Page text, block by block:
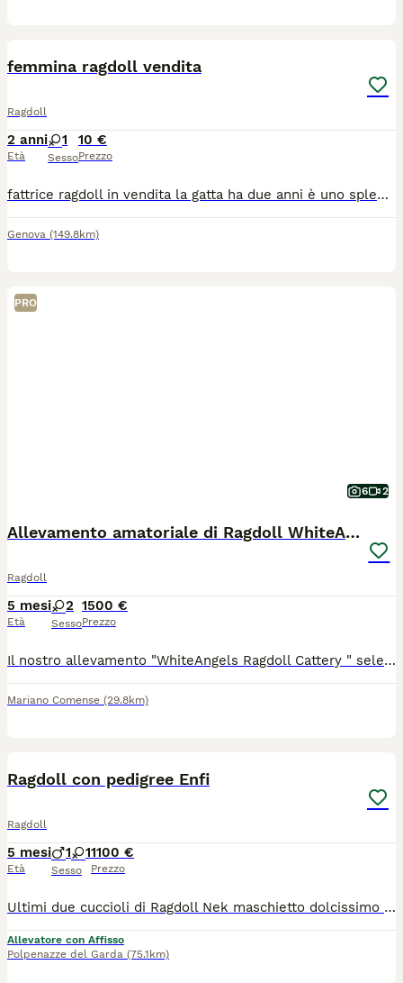
femmina ragdoll vendita
Ragdoll
2 anni
Età
1
Sesso
10 €
Prezzo
fattrice ragdoll in vendita la gatta ha due anni è uno splendido esemplare di ragdoll Pedigree anfi e afef, complete vaccinazioni, microchip, razza purissima da più di tre generazioni sia da parte di padre che di madre ha già avuto una cuccioalta di 5 piccoli meravigliosi venduti subito. trattativa riservata l'animale può essere vendata anche in alernativa come animale da compagnia 3339573718
Genova (149.8km)
PRO
6 2
Allevamento amatoriale di Ragdoll WhiteAngels
Ragdoll
5 mesi
Età
2
Sesso
1500 €
Prezzo
Il nostro allevamento "WhiteAngels Ragdoll Cattery " seleziona gatti di Razza Ragdoll da oltre 26 anni.I nostri Ragdoll vivono solo ed esclusivamente in casa ed a stretto contatto con l' uomo.Tutti i nostri riproduttori sono testati per le malattie e patologie tipiche della razza Tutti i nostri gatti e quindi i cuccioli sono registrati in Fiaf sotto l' egida del WCF. I nostri gatti hanno pedigree Fiaf riconosciuto a livello ministeriale. Non alleviamo per quantità ma per qualità. Tutti i cuccioli al momento della consegna vengono ceduti: vaccinati,con test sulle feci eseguito,microchippati e con le copie dei test dei genitori entrambi esenti e garantiti per le principali malattie e patologie tipiche della razza. Il 5 marzo 2026 il nostro Ragdoll chocolate point mitted:"LittleBlessings Clark Kent of WhiteAngels " e la nostra Ragdoll blue tabby point mitted "Silmarilions Belthil " hanno avuto 4 gattine,di cui rimangono disponibili: - WhiteAngels Tosca,splendida cucciola blue tabby point mitted,cedibile sia come cucciola da riproduzione che come " SHOW-NEUTER",ovvero come gattina dal potenziale espositivo ma da far sterilizzare una volta divenuta adulta; WhiteAngels Tabita: rara cucciola chocolate tabby point mitted anch' essa cedibile come cucciola da riproduzione oppure come"SHOW-NEUTER ",ovvero come gattina dal potenziale espositivo ma da far sterilizzare una volta divenuta adulta.
Mariano Comense (29.8km)
Ragdoll con pedigree Enfi
Ragdoll
5 mesi
Età
1 1
Sesso
1100 €
Prezzo
Ultimi due cuccioli di Ragdoll Nek maschietto dolcissimo chocolat mitted e Nala Neve femmina chocolat tabby bicolore aspettano una famiglia che li ami per sempre, vengono ceduti completamente vaccinata con doppia trivalente sverminati chippati con chip termico documenti in regola genitori testati genicamente e fiv felv negativi gruppo sanguigno A...viene fatto regolare contratto di cessione con passaggio di proprietà incluso e kit cuccioli in omaggio kit Royal canin...hanno un carattere splendido manipolati accuratamente sin dalla nascita
Allevatore con Affisso
Polpenazze del Garda (75.1km)